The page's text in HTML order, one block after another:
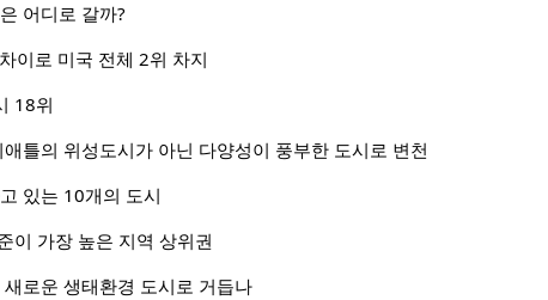
어디로 갈까?
이로 미국 전체 2위 차지
18위
틀의 위성도시가 아닌 다양성이 풍부한 도시로 변천
있는 10개의 도시
이 가장 높은 지역 상위권
로운 생태환경 도시로 거듭나